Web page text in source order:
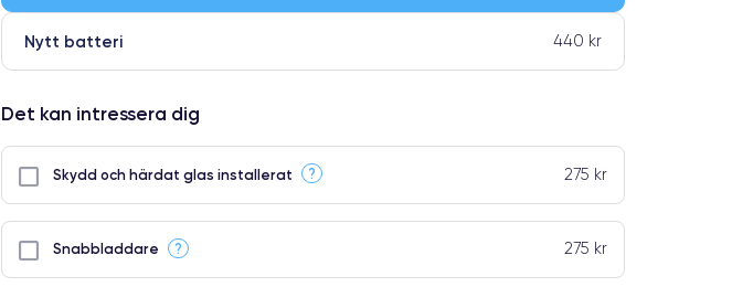
Nytt batteri 440 kr
Det kan intressera dig
Skydd och härdat glas installerat ? 275 kr
Snabbladdare ? 275 kr